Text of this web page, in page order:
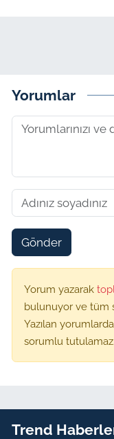
Yorumlar
Gönder
Yorum yazarak
bulunuyor ve tüm
Yazılan
sorumlu tutulamaz.
Trend